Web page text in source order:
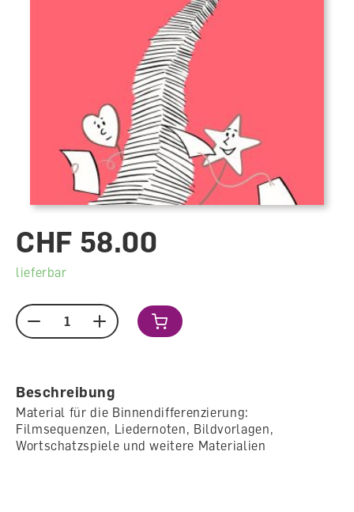
CHF 58.00
lieferbar
Menge
Beschreibung
Material für die Binnendifferenzierung:
Filmsequenzen, Liedernoten, Bildvorlagen,
Wortschatzspiele und weitere Materialien